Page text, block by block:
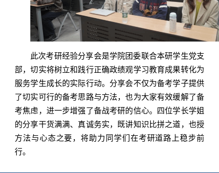
此次考研经验分享会是学院团委联合本研学生党支
部，切实将树立和践行正确政绩观学习教育成果转化为
服务学生成长的实际行动。分享会不仅为备考学子提供
了切实可行的备考思路与方法，也为大家有效缓解了备
考焦虑，进一步增强了备战考研的信心。四位学长学姐
的分享干货满满、真诚务实，既讲知识比拼之道，也授
方法与心态之要，将助力同学们在考研道路上稳步前
行。